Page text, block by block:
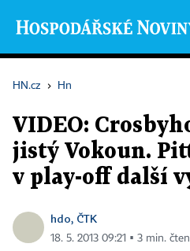
HN.cz › Hn
VIDEO:
jistý Vokoun.
v play-off další
hdo, ČTK
18. 5. 2013 09:21 ▪ 3 min.